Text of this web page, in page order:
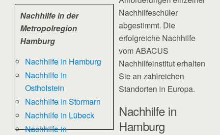
Nachhilfe in der
Metropolregion
Hamburg
Nachhilfe in Hamburg
Nachhilfe in
Ostholstein
Nachhilfe in Stormarn
Nachhilfe in Lübeck
Nachhilfe in
Nachhilfeschüler
abgestimmt. Die
erfolgreiche Nachhilfe
vom ABACUS
Nachhilfeinstitut erhalten
Sie an zahlreichen
Standorten in Europa.
Nachhilfe in
Hamburg